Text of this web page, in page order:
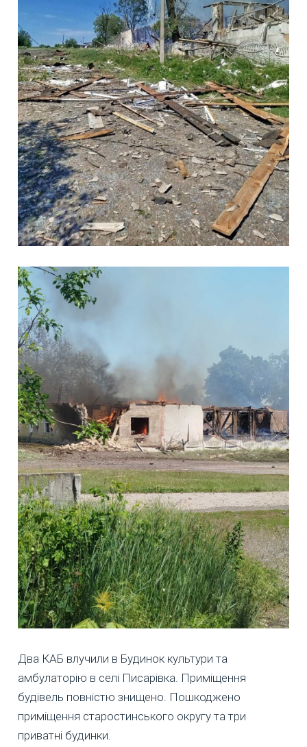
Два КАБ влучили в Будинок культури та
амбулаторію в селі Писарівка. Приміщення
будівель повністю знищено. Пошкоджено
приміщення старостинського округу та три
приватні будинки.